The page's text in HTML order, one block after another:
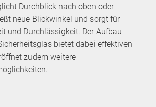
Durchblick nach oben oder
neue Blickwinkel und sorgt für
und Durchlässigkeit. Der Aufbau
bietet dabei effektiven
zudem weitere